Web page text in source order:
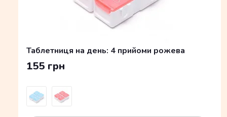
Таблетниця на день: 4 прийоми рожева
155 грн